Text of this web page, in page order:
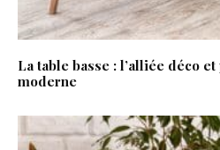
La table basse : l’alliée déco
moderne